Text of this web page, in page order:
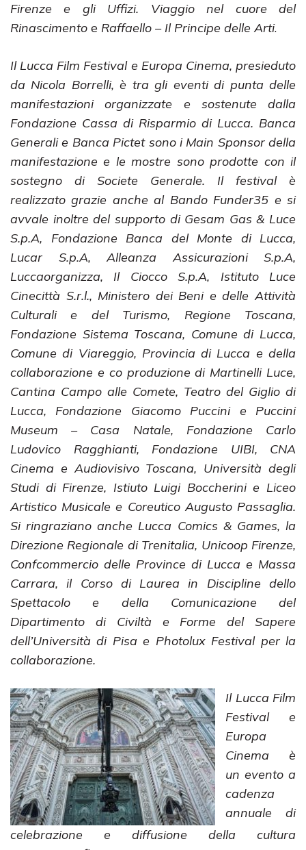
Firenze e gli Uffizi. Viaggio nel cuore del
Rinascimento e Raffaello – Il Principe delle Arti.
Il Lucca Film Festival e Europa Cinema, presieduto
da Nicola Borrelli, è tra gli eventi di punta delle
manifestazioni organizzate e sostenute dalla
Fondazione Cassa di Risparmio di Lucca. Banca
Generali e Banca Pictet sono i Main Sponsor della
manifestazione e le mostre sono prodotte con il
sostegno di Societe Generale. Il festival è
realizzato grazie anche al Bando Funder35 e si
avvale inoltre del supporto di Gesam Gas & Luce
S.p.A, Fondazione Banca del Monte di Lucca,
Lucar S.p.A, Alleanza Assicurazioni S.p.A,
Luccaorganizza, Il Ciocco S.p.A, Istituto Luce
Cinecittà S.r.l., Ministero dei Beni e delle Attività
Culturali e del Turismo, Regione Toscana,
Fondazione Sistema Toscana, Comune di Lucca,
Comune di Viareggio, Provincia di Lucca e della
collaborazione e co produzione di Martinelli Luce,
Cantina Campo alle Comete, Teatro del Giglio di
Lucca, Fondazione Giacomo Puccini e Puccini
Museum – Casa Natale, Fondazione Carlo
Ludovico Ragghianti, Fondazione UIBI, CNA
Cinema e Audiovisivo Toscana, Università degli
Studi di Firenze, Istiuto Luigi Boccherini e Liceo
Artistico Musicale e Coreutico Augusto Passaglia.
Si ringraziano anche Lucca Comics & Games, la
Direzione Regionale di Trenitalia, Unicoop Firenze,
Confcommercio delle Province di Lucca e Massa
Carrara, il Corso di Laurea in Discipline dello
Spettacolo e della Comunicazione del
Dipartimento di Civiltà e Forme del Sapere
dell’Università di Pisa e Photolux Festival per la
collaborazione.
Il Lucca Film
Festival e
Europa
Cinema è
un evento a
cadenza
annuale di
celebrazione e diffusione della cultura